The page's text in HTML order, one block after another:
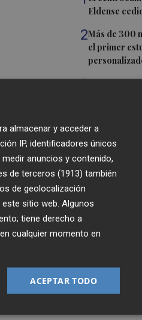
Eldense
2Más de 300
el primer
3El Elche CF
lanzado al
Burriana
nuevas
5Más de
aéreas de
programa
Quiero
almacenar y acceder a
IP, identificadores únicos
anuncios y contenido,
de terceros (1913) también
de geolocalización
sitio web. Algunos
tiene derecho a
cualquier momento en
ACEPTAR TODO